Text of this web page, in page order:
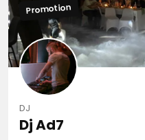
Promotion
DJ
Dj Ad7